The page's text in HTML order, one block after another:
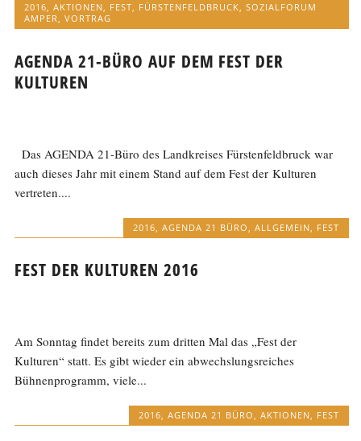
2016,AKTIONEN, FEST, FÜRSTENFELDBRUCK,SOZIALFORUM
AMPER,VORTRAG
AGENDA 21-BÜRO AUF DEM FEST DER
KULTUREN
Das AGENDA 21-Büro des Landkreises Fürstenfeldbruck war
auch dieses Jahr mit einem Stand auf dem Fest der Kulturen
vertreten....
2016 AGENDA 21 BÜRO ALLGEMEIN FEST
FEST DER KULTUREN 2016
Am Sonntag findet bereits zum dritten Mal das „Fest der
Kulturen“ statt. Es gibt wieder ein abwechslungsreiches
Bühnenprogramm, viele...
2016, AGENDA 21 BÜRO, AKTIONEN, FEST